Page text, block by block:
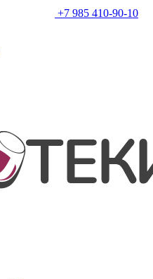
+7 985 410-90-10